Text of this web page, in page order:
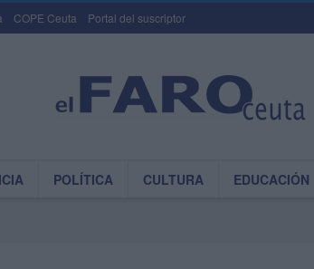
COPE Ceuta Portal del suscriptor
POLÍTICA CULTURA EDUCACIÓN